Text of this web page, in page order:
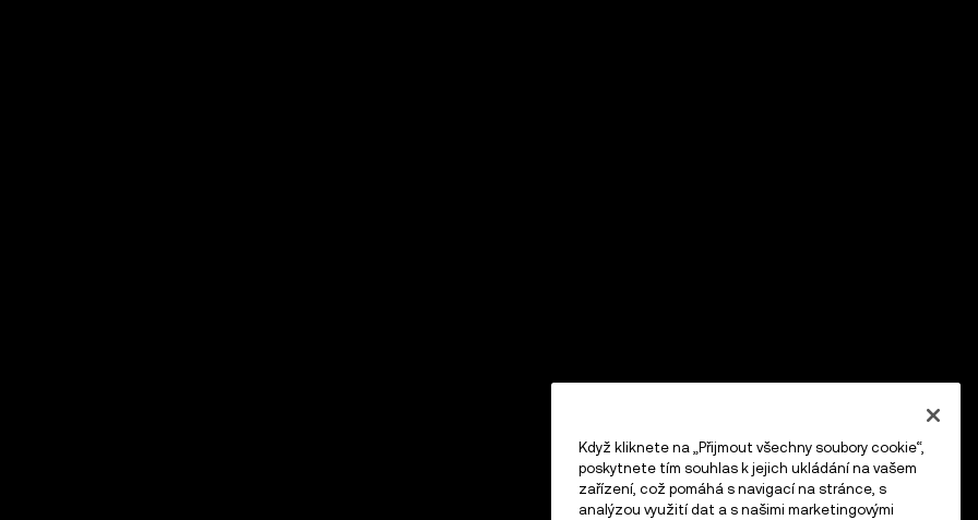
Když kliknete na „Přijmout všechny soubory cookie“,
poskytnete tím souhlas k jejich ukládání na vašem
zařízení, což pomáhá s navigací na stránce, s
analýzou využití dat a s našimi marketingovými